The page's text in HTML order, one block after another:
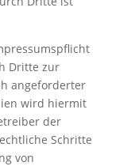
Dritte zur
angeforderter
wird hiermit
der
Schritte
von